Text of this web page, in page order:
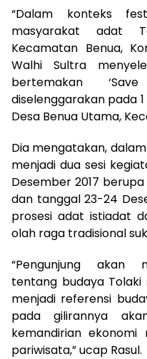
“Dalam konteks
masyarakat adat
Kecamatan Benua,
Walhi Sultra
bertemakan
diselenggarakan pada
Desa Benua Utama,
Dia mengatakan,
menjadi dua sesi
Desember 2017
dan tanggal 23-24
prosesi adat istiadat
olah raga tradisional
“Pengunjung akan
tentang budaya
menjadi referensi
pada gilirannya
kemandirian ekonomi
pariwisata,” ucap Rasul.